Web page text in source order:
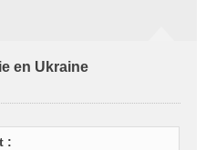
en Ukraine
: